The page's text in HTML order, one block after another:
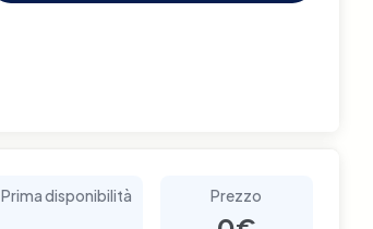
Prima disponibilità Prezzo